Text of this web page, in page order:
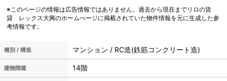
※このページの情報は広告情報ではありません。過去から現在までリロの賃
貸 レックス大興のホームぺージに掲載されていた物件情報を元に生成した参
考情報です。
種別 / 構造 マンション / RC造(鉄筋コンクリート造)
建物階建 14階